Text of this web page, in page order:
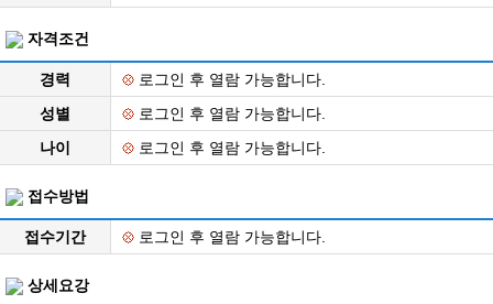
자격조건
경력
로그인 후 열람 가능합니다.
성별
로그인 후 열람 가능합니다.
나이
로그인 후 열람 가능합니다.
접수방법
접수기간 로그인 후 열람 가능합니다.
상세요강